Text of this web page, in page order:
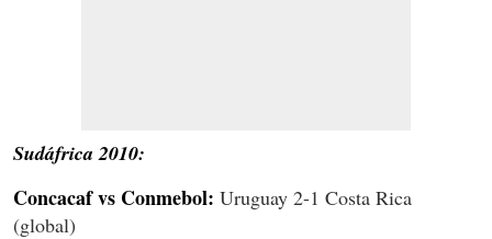
Sudáfrica 2010:
Concacaf vs Conmebol: Uruguay 2-1 Costa Rica
(global)